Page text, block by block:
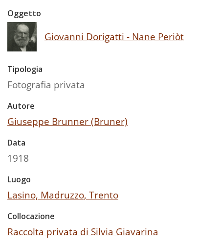
Oggetto
Giovanni Dorigatti - Nane Periòt
Tipologia
Fotografia privata
Autore
Giuseppe Brunner (Bruner)
Data
1918
Luogo
Lasino, Madruzzo, Trento
Collocazione
Raccolta privata di Silvia Giavarina